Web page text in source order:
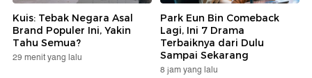
Kuis: Tebak Negara Asal
Brand Populer Ini, Yakin
Tahu Semua?
29 menit yang lalu
Park Eun Bin Comeback
Lagi, Ini 7 Drama
Terbaiknya dari Dulu
Sampai Sekarang
8 jam yang lalu